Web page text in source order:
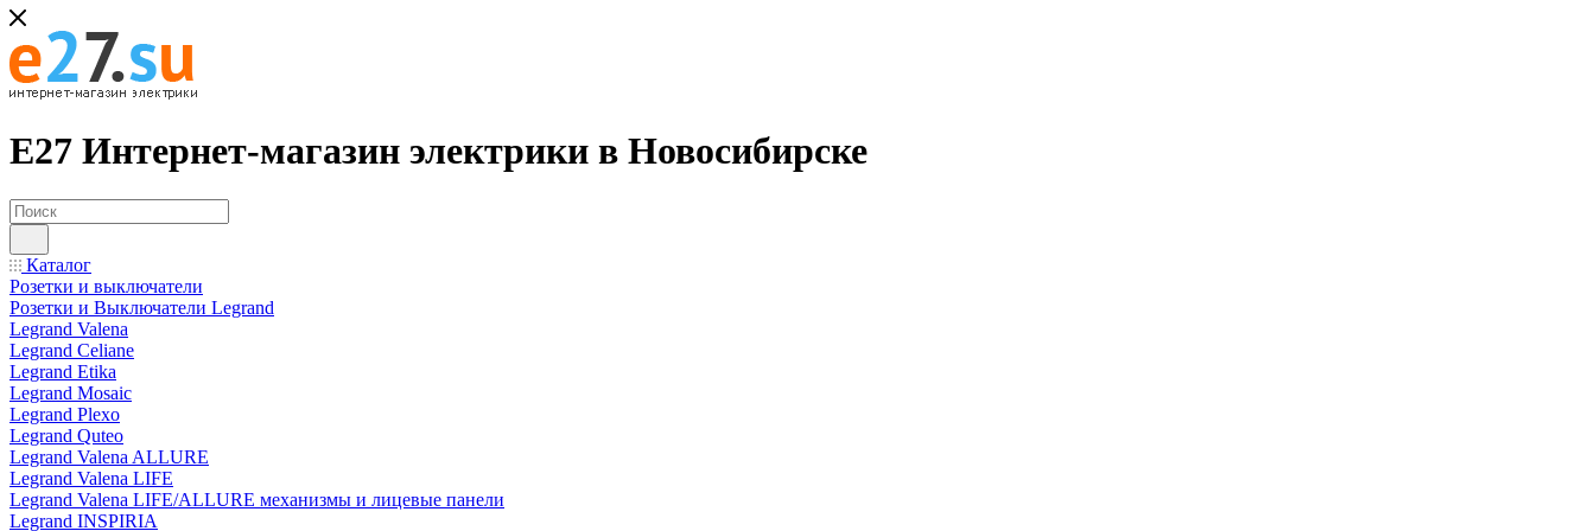
Е27 Интернет-магазин электрики в Новосибирске
Каталог
Розетки и выключатели
Розетки и Выключатели Legrand
Legrand Valena
Legrand Celiane
Legrand Etika
Legrand Mosaic
Legrand Plexo
Legrand Quteo
Legrand Valena ALLURE
Legrand Valena LIFE
Legrand Valena LIFE/ALLURE механизмы и лицевые панели
Legrand INSPIRIA